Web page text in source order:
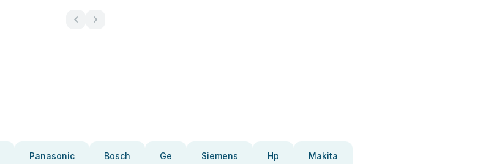
Panasonic Bosch Ge Siemens Hp Makita